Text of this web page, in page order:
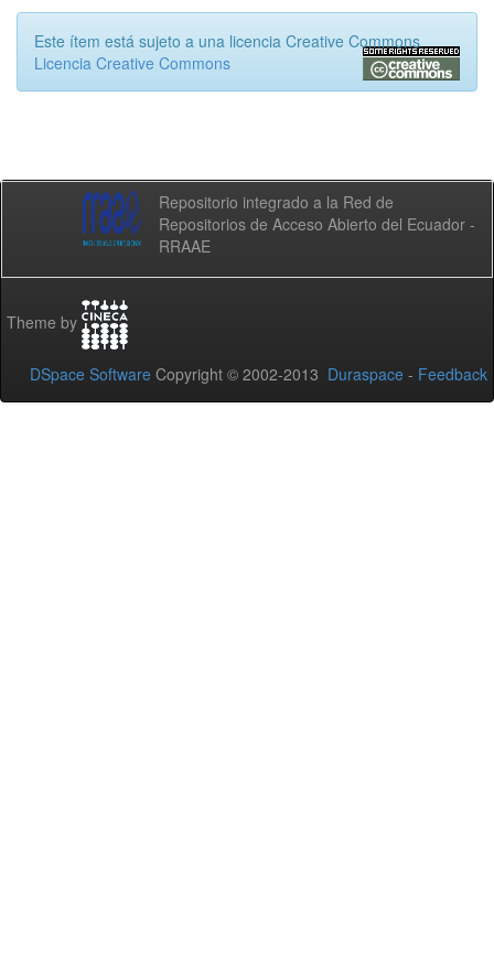
Este ítem está sujeto a una licencia Creative Commons
Licencia Creative Commons
Repositorio integrado a la Red de
Repositorios de Acceso Abierto del Ecuador -
RRAAE
Theme by
DSpace Software Copyright © 2002-2013 Duraspace - Feedback